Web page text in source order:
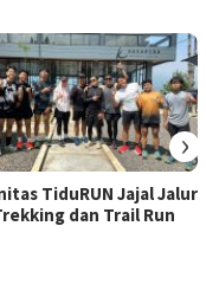
TiduRUN Jajal Jalur
dan Trail Run
›